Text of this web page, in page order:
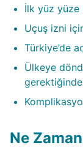
İlk yüz yüze
Uçuş izni
Türkiye’de
Ülkeye
Ne